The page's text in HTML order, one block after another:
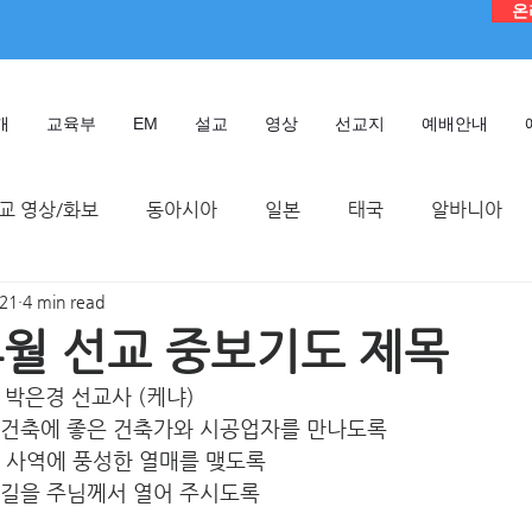
교육부 EM 설교 영상 선교지 예배안내
영상/화보 동아시아 일본 태국 알바니아
독일 대만
TMTC
선교 중보기도 제목
4 min read
은경 선교사 (케냐)
축에 좋은 건축가와 시공업자를 만나도록
역에 풍성한 열매를 맺도록
을 주님께서 열어 주시도록